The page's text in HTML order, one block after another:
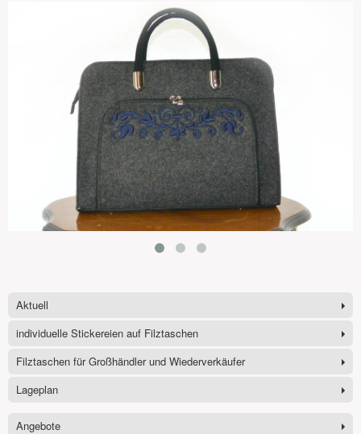
Aktuell
individuelle Stickereien auf Filztaschen
Filztaschen für Großhändler und Wiederverkäufer
Lageplan
Angebote